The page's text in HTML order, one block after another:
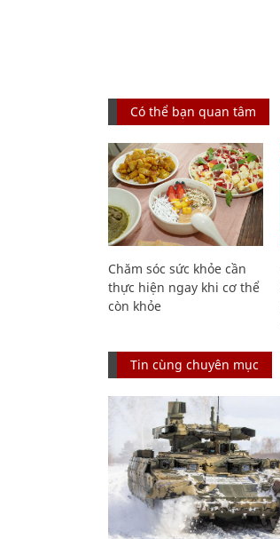
Có thể bạn quan tâm
Chăm sóc sức khỏe cần
thực hiện ngay khi cơ thể
còn khỏe
Tin cùng chuyên mục